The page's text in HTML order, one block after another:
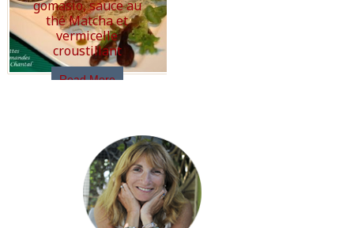
gomasio, sauce au
thé Matcha et
vermicelle
croustillant
Read More